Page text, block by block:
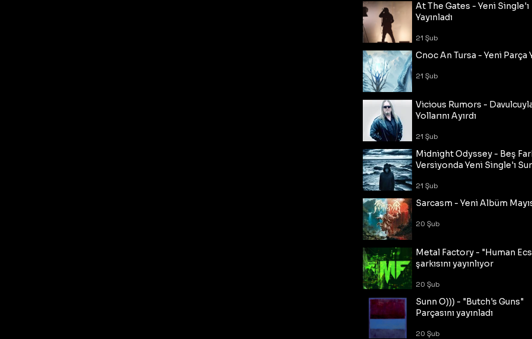
At The Gates - Yeni Single'ı
Yayınladı
21 Şub
Cnoc An Tursa - Yeni Parça
21 Şub
Vicious Rumors -
Yollarını Ayırdı
21 Şub
Midnight Odyssey - Beş
Versiyonda Yeni Single'ı
21 Şub
Sarcasm - Yeni Albüm
20 Şub
Metal Factory - "Human
şarkısını yayınlıyor
20 Şub
Sunn O))) - "Butch's Guns"
Parçasını yayınladı
20 Şub